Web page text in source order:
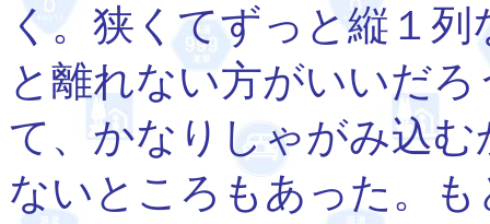
く。狭くてずっと縦１
と離れない方がいいだ
て、かなりしゃがみ込
ないところもあった。